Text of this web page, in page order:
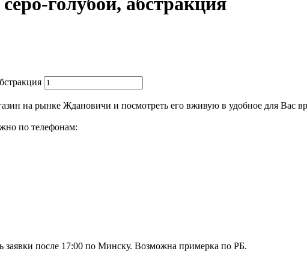
на рынке Ждановичи и посмотреть его вживую в удобное для Вас
по телефонам:
после 17:00 по Минску. Возможна примерка по РБ.